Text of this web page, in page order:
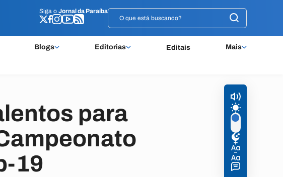
Siga o Jornal da Paraíba
Blogs Editorias Editais Mais
Siga o Jornal da Paraíba
para
19